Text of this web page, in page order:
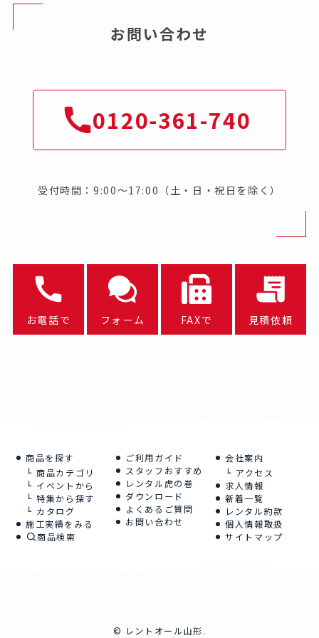
お問い合わせ
0120-361-740
受付時間：9:00～17:00（土・日・祝日を除く）
お電話で フォーム FAXで 見積依頼
商品を探す
商品カテゴリ
イベントから
特集から探す
カタログ
施工実績をみる
商品検索
ご利用ガイド
スタッフおすすめ
レンタル虎の巻
ダウンロード
よくあるご質問
お問い合わせ
会社案内
アクセス
求人情報
新着一覧
レンタル約款
個人情報取扱
サイトマップ
© レントオール山形.